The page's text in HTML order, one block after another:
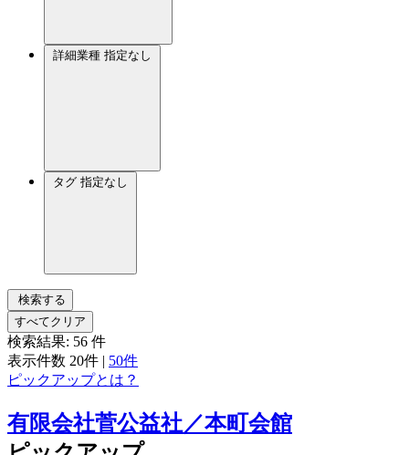
詳細業種 指定なし
タグ 指定なし
検索する
すべてクリア
検索結果: 56 件
表示件数 20件 | 50件
ピックアップとは？
有限会社菅公益社／本町会館